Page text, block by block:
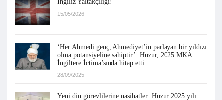
İngiliz Yaltakçılığı!
15/05/2026
‘Her Ahmedi genç, Ahmediyet’in parlayan bir yıldızı
olma potansiyeline sahiptir’: Huzur, 2025 MKA
İngiltere İctima’sında hitap etti
28/09/2025
Yeni din görevlilerine nasihatler: Huzur 2025 yılı